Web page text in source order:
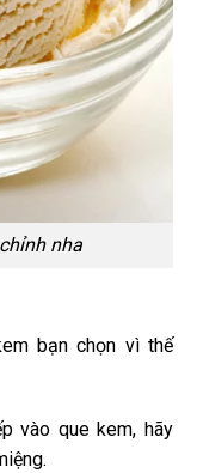
nha
bạn chọn vì thế
vào que kem, hãy